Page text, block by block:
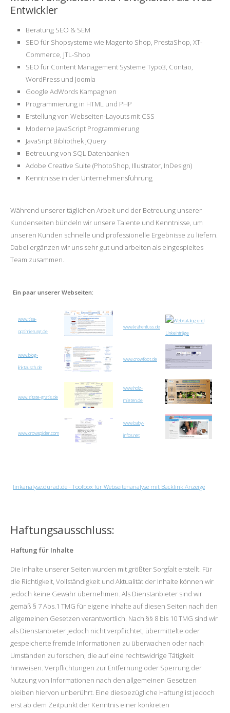
Entwickler
Beratung SEO & SEM
SEO für Shopsysteme wie Magento Shop, PrestaShop, XT-
Commerce, JTL-Shop
SEO für Content Management Systeme Typo3, Contao,
WordPress und Joomla
Google AdWords Kampagnen
Programmierung in HTML und PHP
Erstellung von Webseiten-Layouts mit CSS
Moderne JavaScript Programmierung
JavaSript Bibliothek jQuery
Betreuung von SQL Datenbanken
Adobe Creative Suite (PhotoShop, Illustrator, InDesign)
Kenntnisse in der Unternehmensführung
Während unserer täglichen Arbeit und der Betreuung unserer
Kundenseiten bündeln wir unsere Talente und Kenntnisse, um
unseren Kunden schnelle und professionelle Ergebnisse zu liefern.
Dabei ergänzen wir uns sehr gut und arbeiten als eingespieltes
Team zusammen.
Ein paar unserer Webseiten:
www.tisa-
optimierung.de
www.blog-
linktausch.de
www.zitate-gratis.de
www.crowspider.com
www.krähenfuss.de
www.crowfoot.de
www.holz-
mieten.de
www.baby-
infos.net
linkanalyse.durad.de - Toolbox für Webseitenanalyse mit Backlink Anzeige
Haftungsausschluss:
Haftung für Inhalte
Die Inhalte unserer Seiten wurden mit größter Sorgfalt erstellt. Für
die Richtigkeit, Vollständigkeit und Aktualität der Inhalte können wir
jedoch keine Gewähr übernehmen. Als Dienstanbieter sind wir
gemäß § 7 Abs.1 TMG für eigene Inhalte auf diesen Seiten nach den
allgemeinen Gesetzen verantwortlich. Nach §§ 8 bis 10 TMG sind wir
als Dienstanbieter jedoch nicht verpflichtet, übermittelte oder
gespeicherte fremde Informationen zu überwachen oder nach
Umständen zu forschen, die auf eine rechtswidrige Tätigkeit
hinweisen. Verpflichtungen zur Entfernung oder Sperrung der
Nutzung von Informationen nach den allgemeinen Gesetzen
bleiben hiervon unberührt. Eine diesbezügliche Haftung ist jedoch
erst ab dem Zeitpunkt der Kenntnis einer konkreten